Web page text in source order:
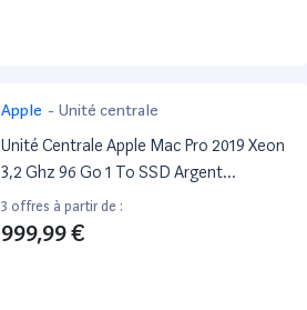
Apple - Unité centrale
Unité Centrale Apple Mac Pro 2019 Xeon
3,2 Ghz 96 Go 1 To SSD Argent
Reconditionné
3 offres à partir de :
999,99 €